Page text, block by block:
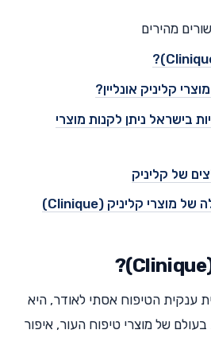
בישראל ניתן לקנות מוצרי
ענקית הטיפוח אסתי לאודר, היא
של מוצרי טיפוח העור, איפור